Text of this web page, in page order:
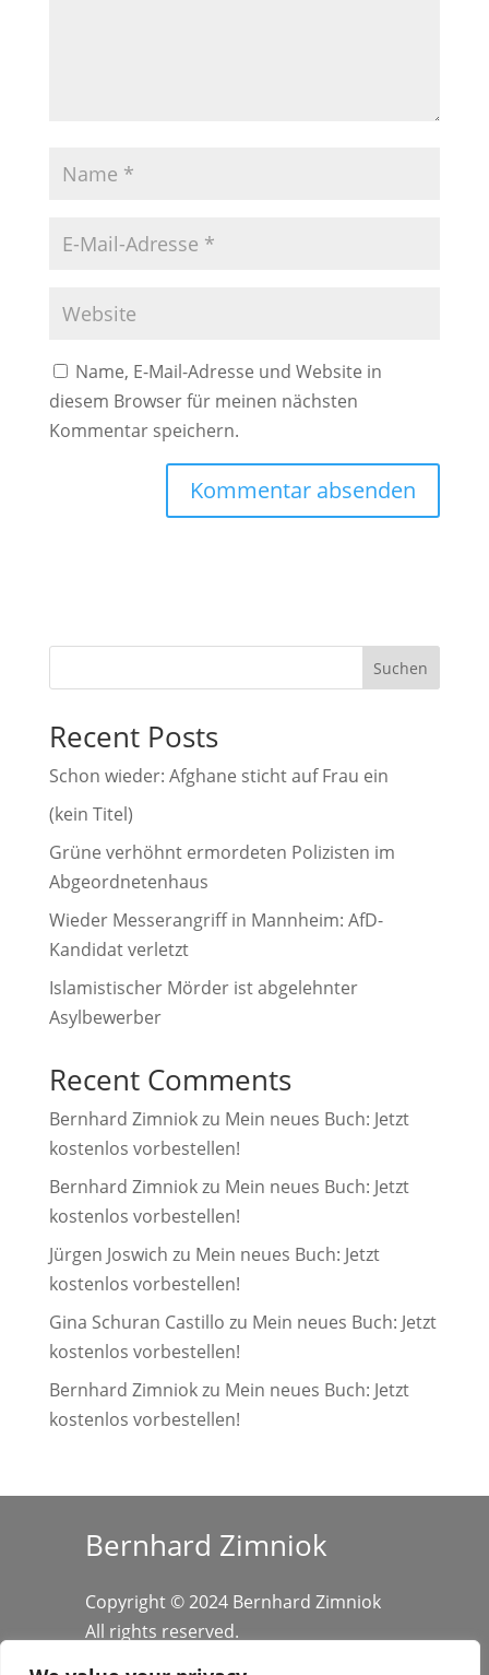
Name, E-Mail-Adresse und Website in
diesem Browser für meinen nächsten
Kommentar speichern.
r
t
i
e
:
Suchen
Recent Posts
Schon wieder: Afghane sticht auf Frau ein
(kein Titel)
Grüne verhöhnt ermordeten Polizisten im
Abgeordnetenhaus
Wieder Messerangriff in Mannheim: AfD-
Kandidat verletzt
Islamistischer Mörder ist abgelehnter
Asylbewerber
Recent Comments
Bernhard Zimniokzu Mein neues Buch: Jetzt
kostenlos vorbestellen!
Bernhard Zimniokzu Mein neues Buch: Jetzt
kostenlos vorbestellen!
Jürgen Joswich zu Mein neues Buch: Jetzt
kostenlos vorbestellen!
Gina Schuran Castillo zu Mein neues Buch: Jetzt
kostenlos vorbestellen!
Bernhard Zimniokzu Mein neues Buch: Jetzt
kostenlos vorbestellen!
Bernhard Zimniok
Copyright © 2024 Bernhard Zimniok
All rights reserved.